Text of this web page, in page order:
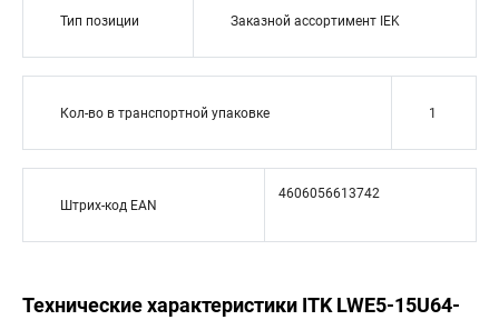
Тип позиции Заказной ассортимент IEK
Кол-во в транспортной упаковке 1
Штрих-код EAN
4606056613742
Технические характеристики ITK LWE5-15U64-